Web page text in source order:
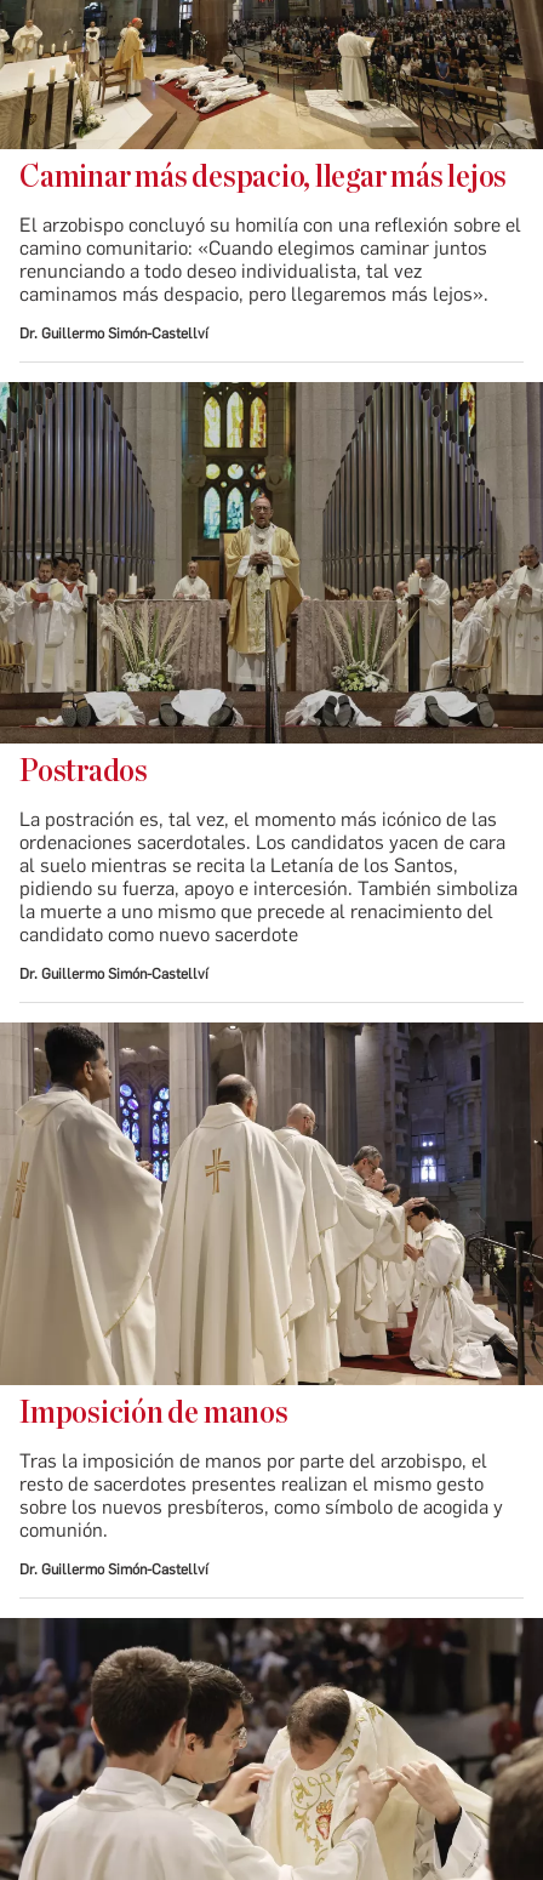
Caminar más despacio, llegar más lejos
El arzobispo concluyó su homilía con una reflexión sobre el
camino comunitario: «Cuando elegimos caminar juntos
renunciando a todo deseo individualista, tal vez
caminamos más despacio, pero llegaremos más lejos».
Dr. Guillermo Simón-Castellví
Postrados
La postración es, tal vez, el momento más icónico de las
ordenaciones sacerdotales. Los candidatos yacen de cara
al suelo mientras se recita la Letanía de los Santos,
pidiendo su fuerza, apoyo e intercesión. También simboliza
la muerte a uno mismo que precede al renacimiento del
candidato como nuevo sacerdote
Dr. Guillermo Simón-Castellví
Imposición de manos
Tras la imposición de manos por parte del arzobispo, el
resto de sacerdotes presentes realizan el mismo gesto
sobre los nuevos presbíteros, como símbolo de acogida y
comunión.
Dr. Guillermo Simón-Castellví